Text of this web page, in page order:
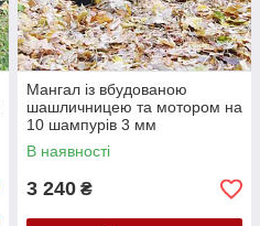
Мангал із вбудованою
шашличницею та мотором на
10 шампурів 3 мм
В наявності
3 240 ₴